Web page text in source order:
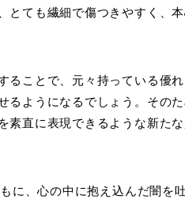
とても繊細で傷つきやすく、
ることで、元々持っている優
るようになるでしょう。その
素直に表現できるような新た
に、心の中に抱え込んだ闇を